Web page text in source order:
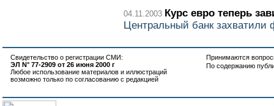
04.11.2003 Курс евро теперь
Центральный банк захватили
Свидетельство о регистрации СМИ:
ЭЛ N° 77-2909 от 26 июня 2000 г
Любое использование материалов и иллюстраций
возможно только по согласованию с редакцией
Принимаются
По содержанию